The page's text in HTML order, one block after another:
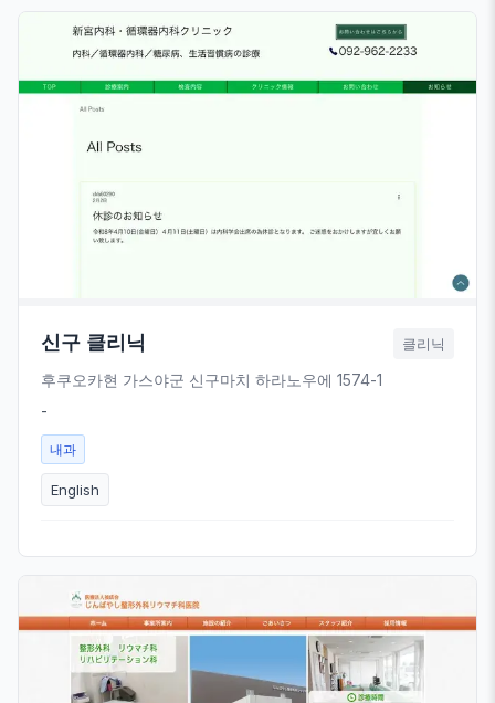
신구 클리닉 클리닉
후쿠오카현 가스야군 신구마치 하라노우에 1574-1
-
내과
English